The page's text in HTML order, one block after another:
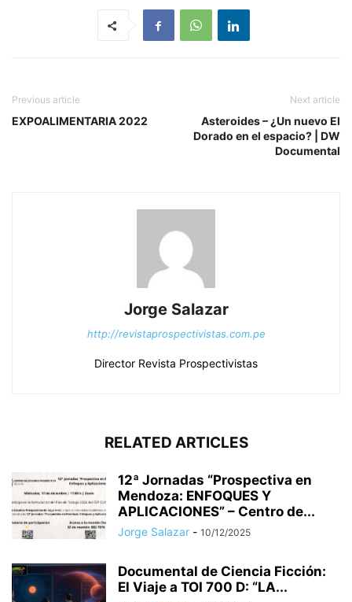
Previous article
EXPOALIMENTARIA 2022
Next article
Asteroides – ¿Un nuevo El
Dorado en el espacio? | DW
Documental
Jorge Salazar
http://revistaprospectivistas.com.pe
Director Revista Prospectivistas
RELATED ARTICLES
12ª Jornadas “Prospectiva en
Mendoza: ENFOQUES Y
APLICACIONES” – Centro de...
Jorge Salazar - 10/12/2025
Documental de Ciencia Ficción:
El Viaje a TOI 700 D: “LA...